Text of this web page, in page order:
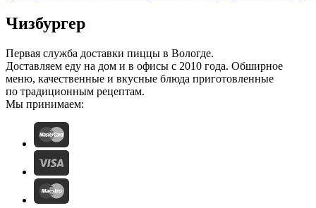
Чизбургер
Первая служба доставки пиццы в Вологде.
Доставляем еду на дом и в офисы с 2010 года. Обширное
меню, качественные и вкусные блюда приготовленные
по традиционным рецептам.
Мы принимаем: